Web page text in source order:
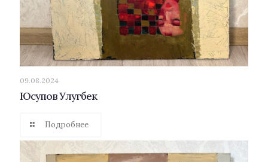
09.08.2024
Юсупов Улугбек
Подробнее